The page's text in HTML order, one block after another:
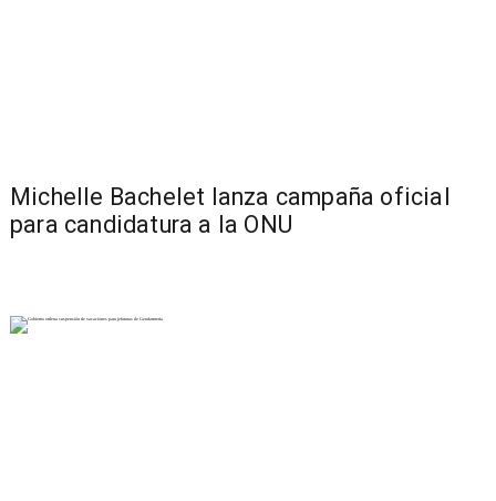
Michelle Bachelet lanza campaña oficial
para candidatura a la ONU